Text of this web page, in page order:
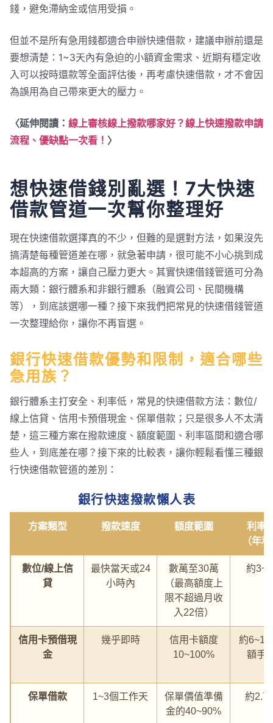
錢，避免滯納金或信用受損。
但並不是所有急用錢都適合申辦快速借款，建議申辦前還是
要想清楚：1~3天內有急迫的小額資金需求、近期有穩定收
入可以按時還款等全面評估後，再考慮快速借款，才不會因
為誤用為自己帶來更大的壓力。
〈延伸閱讀： 線上審核線上撥款哪家好？線上快速撥款申請
流程、優缺點一次看！ 〉
想快速借錢別亂選！7大快速
借款管道一次幫你整理好
現在快速借款選擇真的不少，但難的是選對方法，如果沒先
搞清楚每種管道差在哪，就急著申請，很可能不小心挑到成
本超高的方案，讓自己壓力更大。其實快速借錢管道可分為
兩大類：銀行體系和非銀行體系（融資公司、民間機構
等），到底該選哪一種？接下來我們把常見的快速借錢管道
一次整理給你，讓你不再盲選。
銀行快速借款優勢和限制，適合哪些
急用族？
銀行體系主打安全、利率低，常見的快速借款方法：數位/
線上信貸、信用卡預借現金、保單借款；只是很多人不太清
楚，這三種方案在撥款速度、額度範圍、利率區間和適合哪
些人，到底差在哪？接下來的比較表，讓你輕鬆看懂三種銀
行快速借款管道的差別：
銀行快速撥款懶人表
方案類型 撥款速度 額度範圍
利率
（年
數位/線上信
貸
最快當天或24
小時內
數萬至30萬
（最高額度上
限不超過月收
入22倍）
約
信用卡預借現
金
幾乎即時
信用卡額度
10~100%
約
額手
保單借款 1~3個工作天
保單價值準備
金的40~90%
約